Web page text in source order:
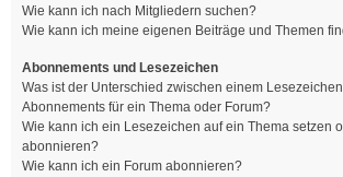
Wie kann ich nach Mitgliedern suchen?
Wie kann ich meine eigenen Beiträge und Themen
Abonnements und Lesezeichen
Was ist der Unterschied zwischen einem
Abonnements für ein Thema oder Forum?
Wie kann ich ein Lesezeichen auf ein Thema setzen
abonnieren?
Wie kann ich ein Forum abonnieren?